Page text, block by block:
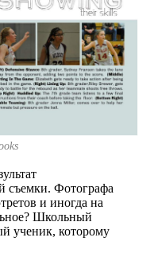
съемки. Фотографа
и иногда на
Школьный
ученик, которому